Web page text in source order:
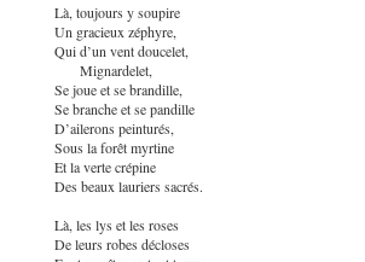
Là, toujours y soupire
Un gracieux zéphyre,
Qui d’un vent doucelet,
Mignardelet,
Se joue et se brandille,
Se branche et se pandille
D’ailerons peinturés,
Sous la forêt myrtine
Et la verte crépine
Des beaux lauriers sacrés.
Là, les lys et les roses
De leurs robes décloses